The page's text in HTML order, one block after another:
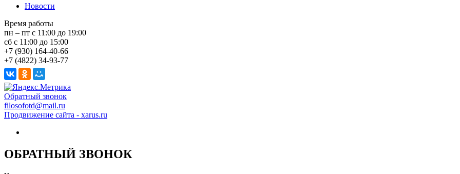
Новости
Время работы
пн – пт с 11:00 до 19:00
сб с 11:00 до 15:00
+7 (930) 164-40-66
+7 (4822) 34-93-77
Обратный звонок
filosofotd@mail.ru
Продвижение сайта - xarus.ru
ОБРАТНЫЙ ЗВОНОК